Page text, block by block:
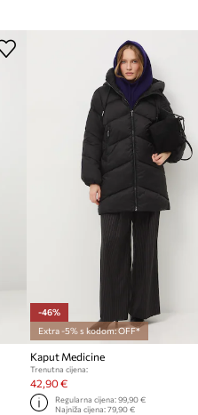
-46%
Extra -5% s kodom: OFF*
Kaput Medicine
Trenutna cijena:
42,90 €
Regularna cijena: 99,90 €
Najniža cijena: 79,90 €